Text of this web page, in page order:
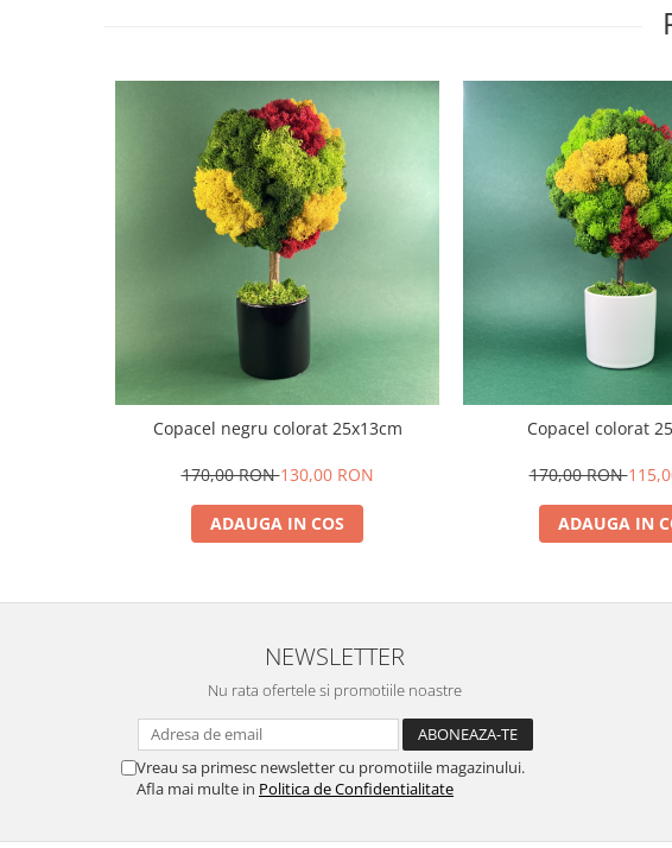
Copacel negru colorat 25x13cm
170,00 RON130,00 RON
ADAUGA IN COS
Copacel colorat
170,00 RON
ADAUGA IN
NEWSLETTER
Nu rata ofertele si promotiile noastre
Vreau sa primesc newsletter cu promotiile magazinului.
Afla mai multe in Politica de Confidentialitate